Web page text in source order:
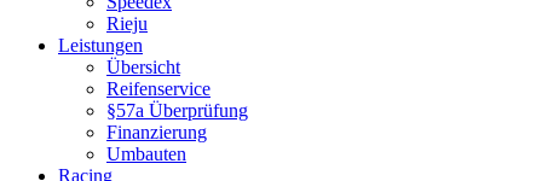
Rieju
Leistungen
Übersicht
Reifenservice
§57a Überprüfung
Finanzierung
Umbauten
Racing